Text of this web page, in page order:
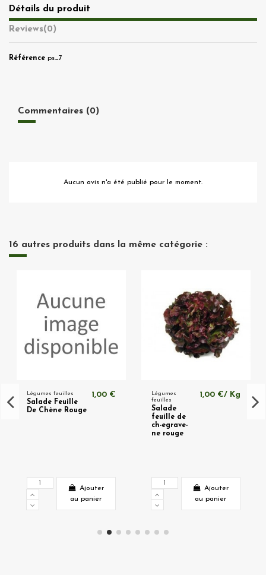
Détails du produit
Reviews(0)
Référence ps_7
Commentaires (0)
Aucun avis n'a été publié pour le moment.
16 autres produits dans la même catégorie :
Légumes feuilles
Salade Feuille
De Chène Rouge
1,00 €
Ajouter
au panier
Légumes
feuilles
Salade
feuille de
ch-egrave-
ne rouge
1,00 €/ Kg
Ajouter
au panier